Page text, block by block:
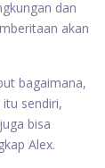
dan
akan
bagaimana,
sendiri,
bisa
Alex.